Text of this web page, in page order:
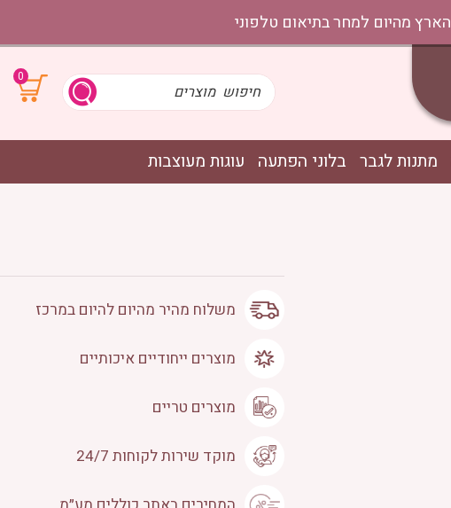
0
מתנות לגבר בלוני הפתעה עוגות מעוצבות
משלוח מהיר מהיום להיום במרכז
מוצרים ייחודיים איכותיים
מוצרים טריים
מוקד שירות לקוחות 24/7